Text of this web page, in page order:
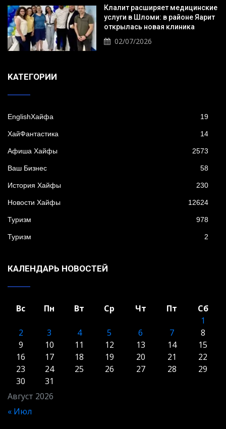
Клалит расширяет медицинские
услуги в Шломи: в районе Яарит
открылась новая клиника
02/07/2026
KАТЕГОРИИ
EnglishХайфа 19
XайФантастика 14
Афиша Хайфы 2573
Ваш Бизнес 58
История Хайфы 230
Новости Хайфы 12624
Туризм 978
Туризм 2
КАЛЕНДАРЬ НОВОСТЕЙ
Август 2026
Вс Пн Вт Ср Чт Пт
Сб
1
2
3 4 5 6 7
8
9
10 11 12 13 14
15
16
17 18 19 20 21
22
23
24 25 26 27 28
29
30
31
« Июл